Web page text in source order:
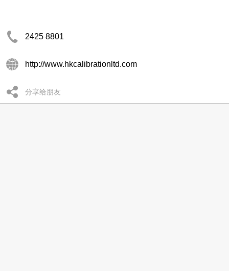
2425 8801
http://www.hkcalibrationltd.com
分享给朋友